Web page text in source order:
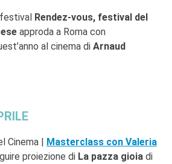
festival Rendez-vous, festival del
approda a Roma con
al cinema di Arnaud
Cinema | Masterclass con Valeria
proiezione di La pazza gioia di